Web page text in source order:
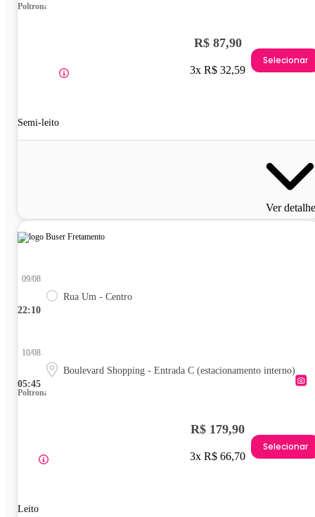
Poltrona
Semi-leito
R$ 87,90
3x R$ 32,59
Selecionar
Ver
22:10
09/08
Rua Um - Centro
05:45
10/08
Boulevard Shopping - Entrada C (estacionamento interno)
Poltrona
Leito
R$ 179,90
3x R$ 66,70
Selecionar